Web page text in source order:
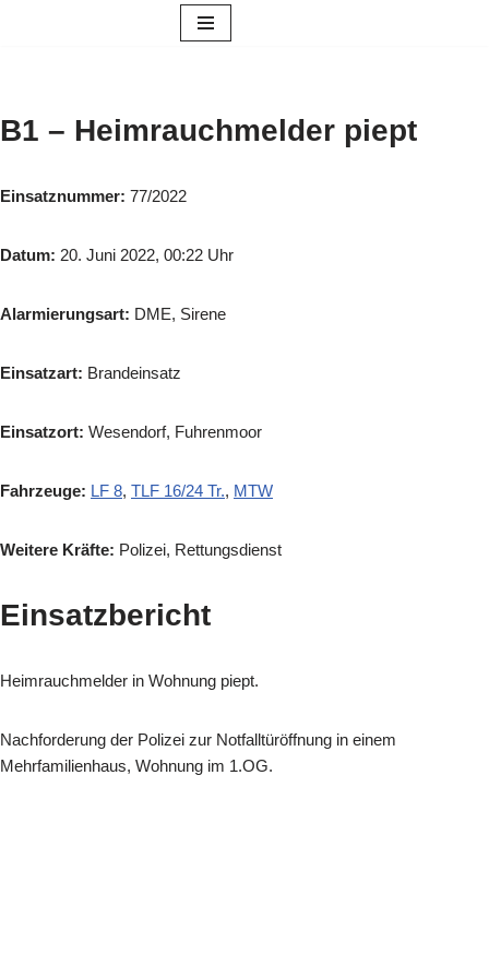
B1 – Heimrauchmelder piept
Einsatznummer: 77/2022
Datum: 20. Juni 2022, 00:22 Uhr
Alarmierungsart: DME, Sirene
Einsatzart: Brandeinsatz
Einsatzort: Wesendorf, Fuhrenmoor
Fahrzeuge: LF 8, TLF 16/24 Tr., MTW
Weitere Kräfte: Polizei, Rettungsdienst
Einsatzbericht
Heimrauchmelder in Wohnung piept.
Nachforderung der Polizei zur Notfalltüröffnung in einem
Mehrfamilienhaus, Wohnung im 1.OG.